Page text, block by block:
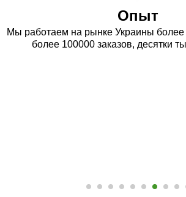
Опыт
Мы работаем на рынке Украины более
более 100000 заказов, десятки